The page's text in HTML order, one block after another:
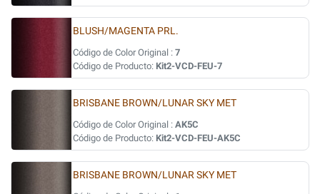
BLUSH/MAGENTA PRL.
Código de Color Original : 7
Código de Producto: Kit2-VCD-FEU-7
BRISBANE BROWN/LUNAR SKY MET
Código de Color Original : AK5C
Código de Producto: Kit2-VCD-FEU-AK5C
BRISBANE BROWN/LUNAR SKY MET